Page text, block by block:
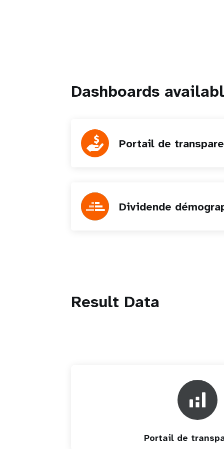
Dashboards
Portail de
Dividende
Result Data
Portail de